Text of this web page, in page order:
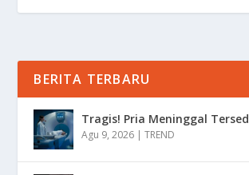
BERITA TERBARU
Tragis! Pria Meninggal
Agu 9, 2026 |TREND